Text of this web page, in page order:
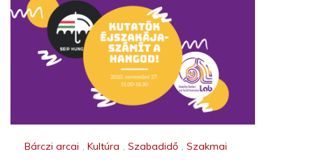
Bárczi arcai , Kultúra , Szabadidő , Szakmai